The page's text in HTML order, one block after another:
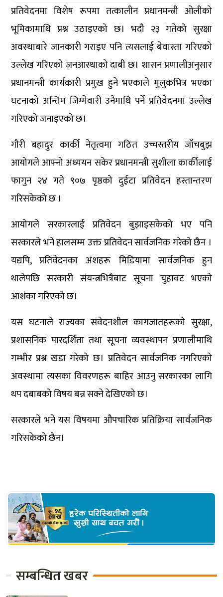
प्रतिवेदनमा विशेष रूपमा तत्कालीन प्रधानमन्त्री ओलीको
भूमिकामाथि प्रश्न उठाइएको छ। भदौ २३ गतेको सुरक्षा
अवस्थाबारे जानकारी गराइए पनि त्यसलाई बेवास्ता गरिएको
उल्लेख गरिएको जनआस्थाको दाबी छ। शासन प्रणालीअनुसार
प्रधानमन्त्री कार्यकारी प्रमुख हुने भएकाले मुलुकभित्र भएका
घटनाको अन्तिम जिम्मेवारी उनैमाथि पर्ने प्रतिवेदनमा उल्लेख
गरिएको जनाइएको छ।
गौरी बहादुर कार्की नेतृत्वमा गठित उच्चस्तरीय जाँचबुझ
आयोगले आफ्नो अध्ययन सकेर प्रधानमन्त्री सुशीला कार्कीलाई
फागुन २४ गते ९०७ पृष्ठको दुईटा प्रतिवेदन हस्तान्तरण
गरिसकेको छ ।
आयोगले सरकारलाई प्रतिवेदन बुझाइसकेको भए पनि
सरकारले भने हालसम्म उक्त प्रतिवेदन सार्वजनिक गरेको छैन ।
यद्यपि, प्रतिवेदनका अंशहरू मिडियामा सार्वजनिक हुन
थालेपछि सरकारी संयन्त्रभित्रैबाट सूचना चुहावट भएको
आशंका गरिएको छ।
यस घटनाले राज्यका संवेदनशील कागजातहरूको सुरक्षा,
प्रशासनिक पारदर्शिता तथा सूचना व्यवस्थापन प्रणालीमाथि
गम्भीर प्रश्न खडा गरेको छ। प्रतिवेदन सार्वजनिक नगरिएको
अवस्थामा त्यसका विवरणहरू बाहिर आउनु सरकारका लागि
थप दबाबको विषय बन्न सक्ने देखिएको छ।
सरकारले भने यस विषयमा औपचारिक प्रतिक्रिया सार्वजनिक
गरिसकेको छैन।
सम्बन्धित खबर